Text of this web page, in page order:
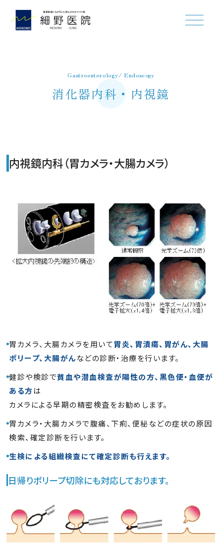
初めて来院される方へ
外科
肛門内科
健診・検診
超音波検査
一般検査
採用情報
Gastroenterology/ Endoscopy
消化器内科・内視鏡
内視鏡内科（胃カメラ・大腸カメラ）
胃カメラ、大腸カメラを用いて胃炎、胃潰瘍、胃がん、大腸
ポリープ、大腸がんなどの診断・治療を行います。
健診や検診で貧血や潜血検査が陽性の方、黒色便・血便が
ある方は
カメラによる早期の精密検査をお勧めします。
胃カメラ・大腸カメラで腹痛、下痢、便秘などの症状の原因
検索、確定診断を行います。
生検による組織検査にて確定診断も行えます。
日帰りポリープ切除にも対応しております。